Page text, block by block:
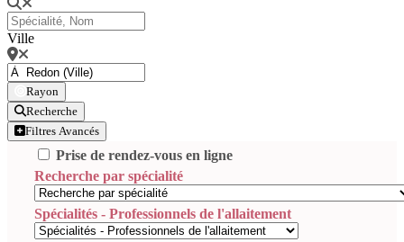
Ville
Rayon
Recherche
Filtres Avancés
Prise de rendez-vous en ligne
Recherche par spécialité
Spécialités - Professionnels de l'allaitement